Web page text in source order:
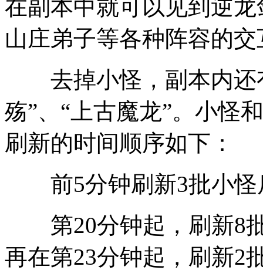
在副本中就可以见到逆
山庄弟子等各种阵容的
去掉小怪，副本内还
殇”、“上古魔龙”。小怪
刷新的时间顺序如下：
前5分钟刷新3批小怪
第20分钟起，刷新8批
再在第23分钟起，刷新2